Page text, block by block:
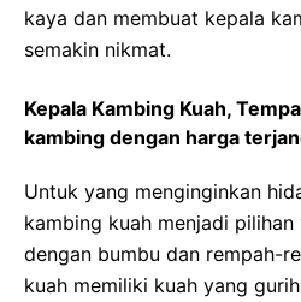
kaya dan membuat kepala
semakin nikmat.
Kepala Kambing Kuah,
kambing dengan harga
Untuk yang menginginkan
kambing kuah menjadi
dengan bumbu dan rempah-
kuah memiliki kuah yang